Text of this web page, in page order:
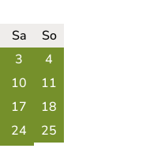
Sa
So
3
4
10
11
17
18
24
25